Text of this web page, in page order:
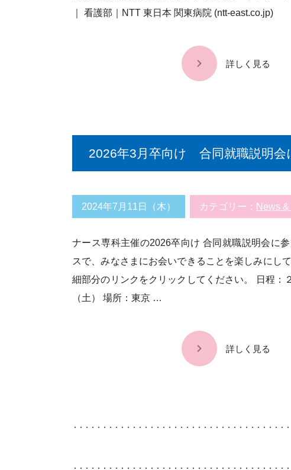
｜ 看護部｜NTT 東日本 関東病院 (ntt-east.co.jp)
詳しく見る
2026年3月卒向け 合同就職説明会
2024年7月11日（木） カテゴリー： News
ナース専科主催の2026卒向け 合同就職説明会に
スで、みなさまにお会いできることを楽しみにし
細部分のリンクをクリックしてください。 日程：
（土） 場所：東京 …
詳しく見る